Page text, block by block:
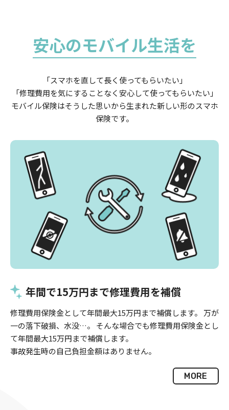
安心のモバイル生活を
「スマホを直して長く使ってもらいたい」
「修理費用を気にすることなく安心して使ってもらいたい」
モバイル保険はそうした思いから生まれた新しい形のスマホ
保険です。
年間で15万円まで修理費用を補償
修理費用保険金として年間最大15万円まで補償します。 万が
一の落下破損、水没…。 そんな場合でも修理費用保険金とし
て年間最大15万円まで補償します。
事故発生時の自己負担金額はありません。
MORE